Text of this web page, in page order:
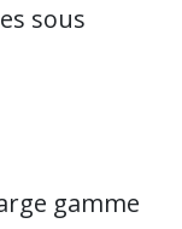
sous
gamme